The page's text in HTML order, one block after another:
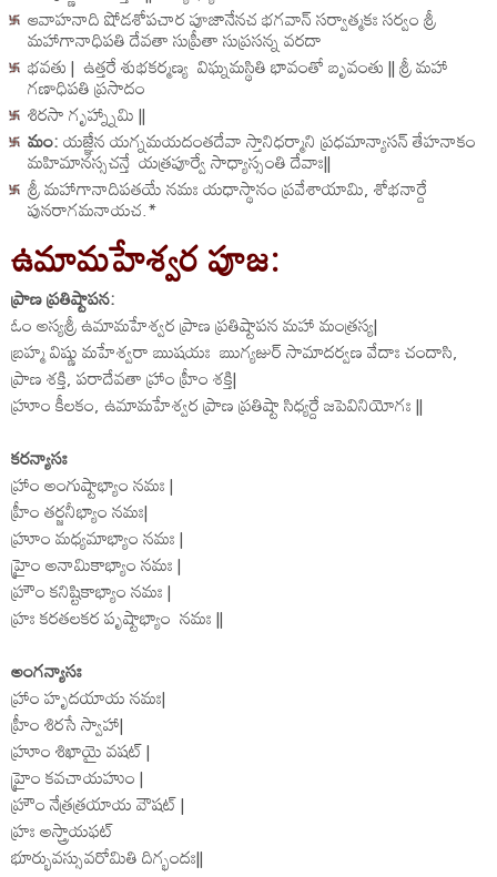
ఆవాహనాది షోడశోపచార పూజానేనచ భగవాన్ సర్వాత్మకః సర్వం శ్రీ
మహాగానాధిపతి దేవతా సుప్రీతా సుప్రసన్న వరదా
భవతు | ఉత్తరే శుభకర్మణ్య విఘ్నమస్థితి భావంతో బృవంతు || శ్రీ మహా
గణాధిపతి ప్రసాదం
శిరసా గృహ్న్నామి ||
మం:యజ్ఞేన యగ్నమయదంతదేవా స్తానిధర్మాని ప్రధమాన్యాసన్ తేహనాకం
మహిమానస్సచన్తే యత్రపూర్వే సాధ్యాస్సంతి దేవాః||
శ్రీ మహాగానాదిపతయే నమః యధాస్థానం ప్రవేశాయామి, శోభనార్దే
పునరాగమనాయచ.*
ఉమామహేశ్వర పూజ:
ప్రాణ ప్రతిష్టాపన:
ఓం అస్యశ్రీ ఉమామహేశ్వర ప్రాణ ప్రతిష్టాపన మహా మంత్రస్య|
బ్రహ్మ విష్ణు మహేశ్వరా ఋషయః ఋగ్యజుర్ సామాదర్వణ వేదాః చందాసి,
ప్రాణ శక్తి, పరాదేవతా హ్రాం హ్రీం శక్తి|
హ్రూం కీలకం, ఉమామహేశ్వర ప్రాణ ప్రతిష్టా సిధ్యర్దే జపెవినియోగః ||
కరన్యాసః
హ్రాం అంగుష్టాభ్యాం నమః |
హ్రీం తర్జనీభ్యాం నమః|
హ్రూం మధ్యమాభ్యాం నమః |
హ్రైం అనామికాభ్యాం నమః |
హ్రౌం కనిష్టికాభ్యాం నమః |
హ్రః కరతలకర పృష్టాభ్యాం నమః ||
అంగన్యాసః
హ్రాం హృదయాయ నమః|
హ్రీం శిరసే స్వాహా|
హ్రూం శిఖాయై వషట్ |
హ్రైం కవచాయహుం |
హ్రౌం నేత్రత్రయాయ వౌషట్ |
హ్రః అస్త్రాయఫట్
భూర్భువస్సువరోమితి దిగ్భందః||